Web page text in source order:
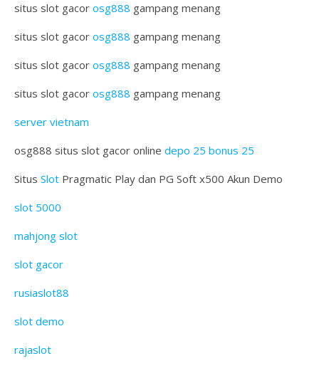
situs slot gacor osg888 gampang menang
situs slot gacor osg888 gampang menang
situs slot gacor osg888 gampang menang
situs slot gacor osg888 gampang menang
server vietnam
osg888 situs slot gacor online depo 25 bonus 25
Situs Slot Pragmatic Play dan PG Soft x500 Akun Demo
slot 5000
mahjong slot
slot gacor
rusiaslot88
slot demo
rajaslot